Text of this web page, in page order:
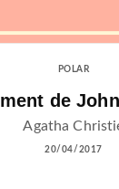
POLAR
de
Agatha
20/04/2017